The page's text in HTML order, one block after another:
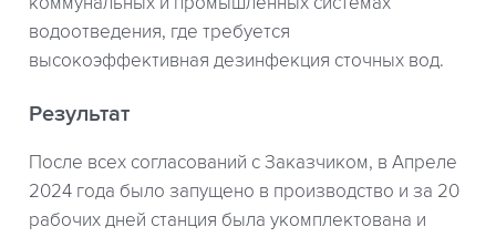
водоотведения, где требуется
высокоэффективная дезинфекция сточных вод.
Результат
После всех согласований с Заказчиком, в Апреле
2024 года было запущено в производство и за 20
рабочих дней станция была укомплектована и